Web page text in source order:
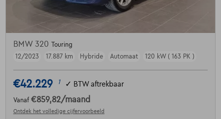
BMW 320
Touring
12/2023
17.887 km Hybride Automaat 120 kW ( 163 PK )
€42.229 1 ✓ BTW aftrekbaar
Vanaf €859,82/maand
Ontdek het volledige cijfervoorbeeld